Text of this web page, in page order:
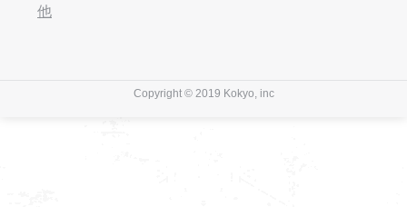
他
Copyright © 2019 Kokyo, inc